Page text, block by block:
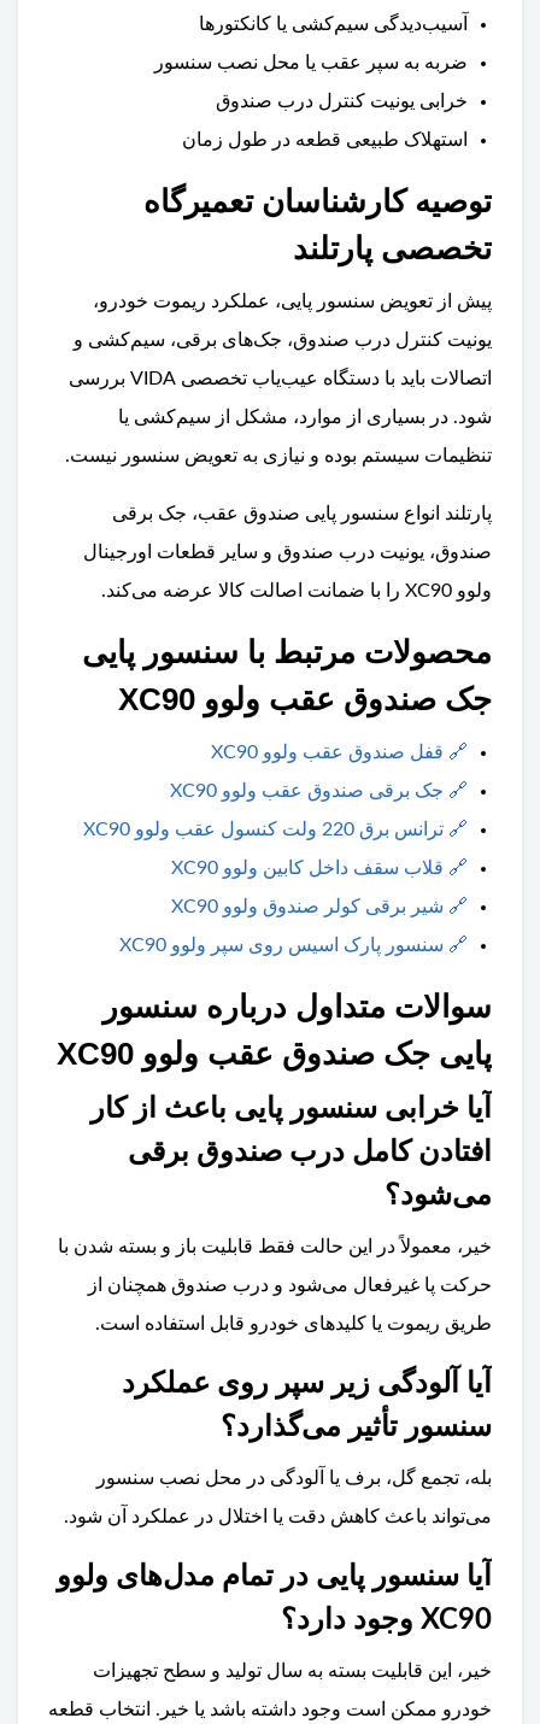
آسیب‌دیدگی سیم‌کشی یا کانکتورها
ضربه به سپر عقب یا محل نصب سنسور
خرابی یونیت کنترل درب صندوق
استهلاک طبیعی قطعه در طول زمان
توصیه کارشناسان تعمیرگاه
تخصصی پارتلند
پیش از تعویض سنسور پایی، عملکرد ریموت خودرو،
یونیت کنترل درب صندوق، جک‌های برقی، سیم‌کشی و
اتصالات باید با دستگاه عیب‌یاب تخصصی VIDA بررسی
شود. در بسیاری از موارد، مشکل از سیم‌کشی یا
تنظیمات سیستم بوده و نیازی به تعویض سنسور نیست.
پارتلند انواع سنسور پایی صندوق عقب، جک برقی
صندوق، یونیت درب صندوق و سایر قطعات اورجینال
ولوو XC90 را با ضمانت اصالت کالا عرضه می‌کند.
محصولات مرتبط با سنسور پایی
جک صندوق عقب ولوو XC90
🔗 قفل صندوق عقب ولوو XC90
🔗 جک‌ برقی صندوق عقب ولوو XC90
🔗 ترانس برق 220 ولت کنسول عقب ولوو XC90
🔗 قلاب سقف داخل کابین ولوو XC90
🔗 شیر برقی کولر صندوق ولوو XC90
🔗 سنسور پارک اسیس روی سپر ولوو XC90
سوالات متداول درباره سنسور
پایی جک صندوق عقب ولوو XC90
آیا خرابی سنسور پایی باعث از کار
افتادن کامل درب صندوق برقی
می‌شود؟
خیر، معمولاً در این حالت فقط قابلیت باز و بسته شدن با
حرکت پا غیرفعال می‌شود و درب صندوق همچنان از
طریق ریموت یا کلیدهای خودرو قابل استفاده است.
آیا آلودگی زیر سپر روی عملکرد
سنسور تأثیر می‌گذارد؟
بله، تجمع گل، برف یا آلودگی در محل نصب سنسور
می‌تواند باعث کاهش دقت یا اختلال در عملکرد آن شود.
آیا سنسور پایی در تمام مدل‌های ولوو
XC90 وجود دارد؟
خیر، این قابلیت بسته به سال تولید و سطح تجهیزات
خودرو ممکن است وجود داشته باشد یا خیر. انتخاب قطعه